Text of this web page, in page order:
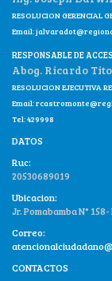
RESOLUCION GERENCIAL
Email:
RESPONSABLE DE
Abog. Ricardo
RESOLUCION EJECUTIVA
Email:
Tel: 429998
DATOS
Ruc:
20530689019
Ubicacion:
Jr. Pomabamba N°
Correo:
CONTACTOS